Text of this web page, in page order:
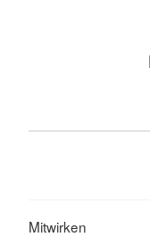
Mitwirken